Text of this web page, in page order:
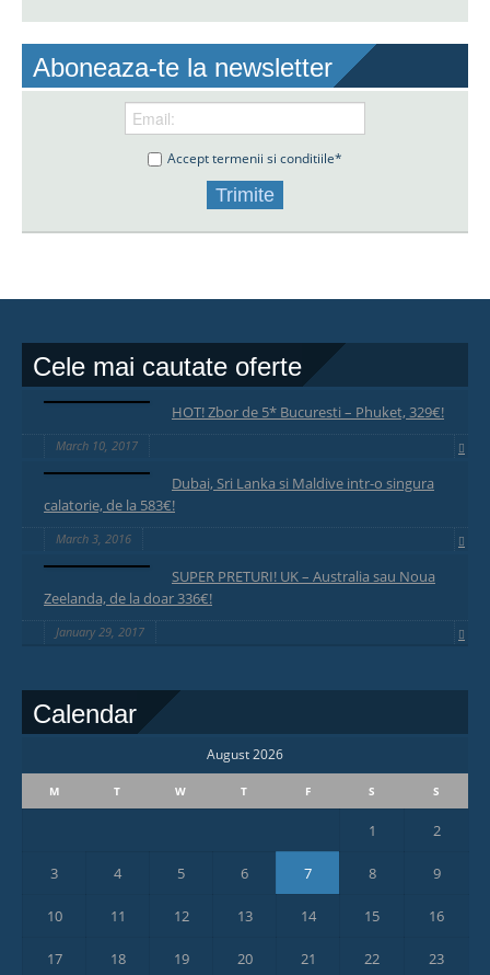
Aboneaza-te la newsletter
Accept termenii si conditiile*
Cele mai cautate oferte
HOT! Zbor de 5* Bucuresti – Phuket, 329€!
March 10, 2017
Dubai, Sri Lanka si Maldive intr-o singura
calatorie, de la 583€!
March 3, 2016
SUPER PRETURI! UK – Australia sau Noua
Zeelanda, de la doar 336€!
January 29, 2017
Calendar
August 2026
M T W T F S S
1 2
3 4 5 6 7 8 9
10 11 12 13 14 15 16
17 18 19 20 21 22 23